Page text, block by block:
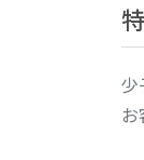
少
お